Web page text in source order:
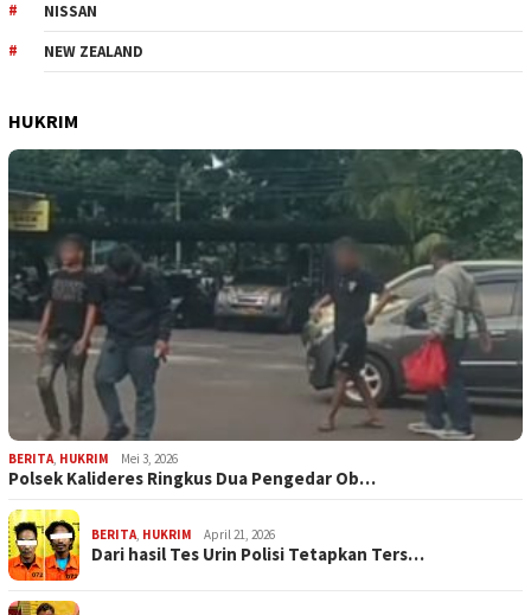
NISSAN
NEW ZEALAND
HUKRIM
BERITA, HUKRIM Mei 3, 2026
Polsek Kalideres Ringkus Dua Pengedar Ob…
BERITA, HUKRIM April 21, 2026
Dari hasil Tes Urin Polisi Tetapkan Ters…